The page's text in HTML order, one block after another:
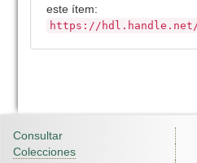
este ítem:
https://hdl.handle.net/
Consultar
Colecciones